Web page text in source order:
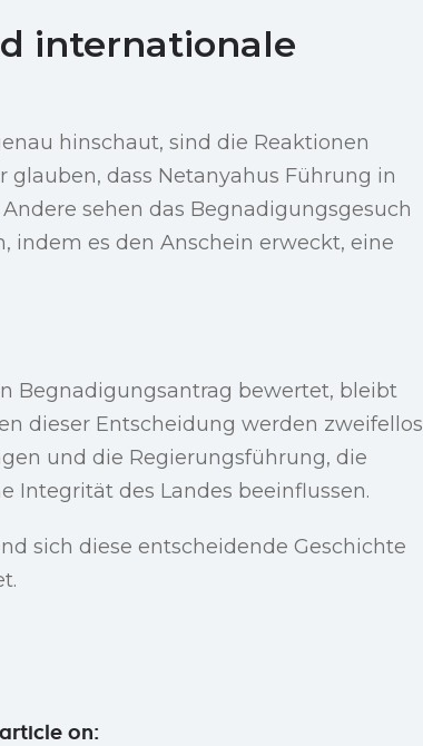
internationale
hinschaut, sind die Reaktionen
glauben, dass Netanyahus Führung in
sehen das Begnadigungsgesuch
indem es den Anschein erweckt, eine
Begnadigungsantrag bewertet, bleibt
dieser Entscheidung werden zweifellos
und die Regierungsführung, die
Integrität des Landes beeinflussen.
sich diese entscheidende Geschichte
on: